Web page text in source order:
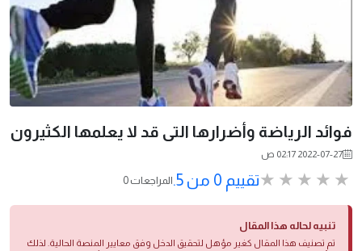
فوائد الرياضة وأضرارها التى قد لا يعلمها الكثيرون
2022-07-27 02:17 ص
تقييم 0 من 5. 0 المراجعات
تنبيه لحاله هذا المقال
تم تصنيف هذا المقال كغير مؤهل لتحقيق الدخل وفق معايير المنصة الحالية. لذلك